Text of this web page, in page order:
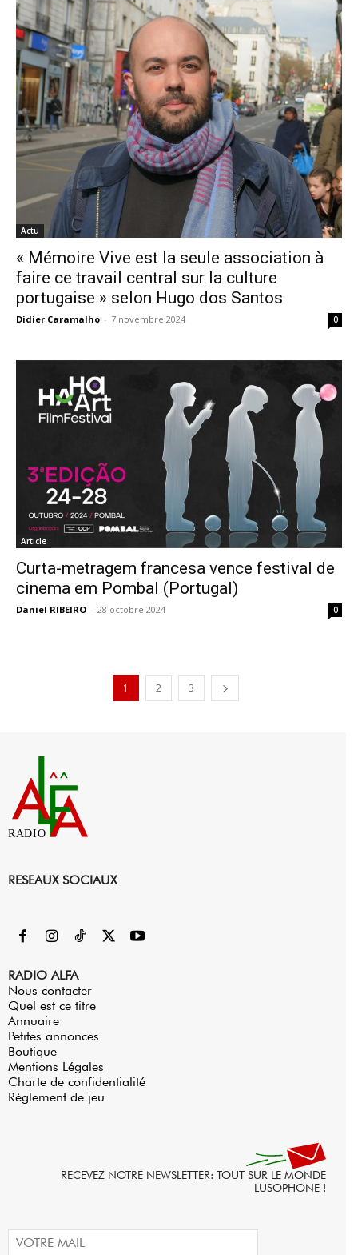
Actu
« Mémoire Vive est la seule association à
faire ce travail central sur la culture
portugaise » selon Hugo dos Santos
Didier Caramalho - 7 novembre 2024 0
Article
Curta-metragem francesa vence festival de
cinema em Pombal (Portugal)
Daniel RIBEIRO - 28 octobre 2024 0
1 2 3
RADIO
RESEAUX SOCIAUX
RADIO ALFA
Nous contacter
Quel est ce titre
Annuaire
Petites annonces
Boutique
Mentions Légales
Charte de confidentialité
Règlement de jeu
RECEVEZ NOTRE NEWSLETTER: TOUT SUR LE MONDE
LUSOPHONE !